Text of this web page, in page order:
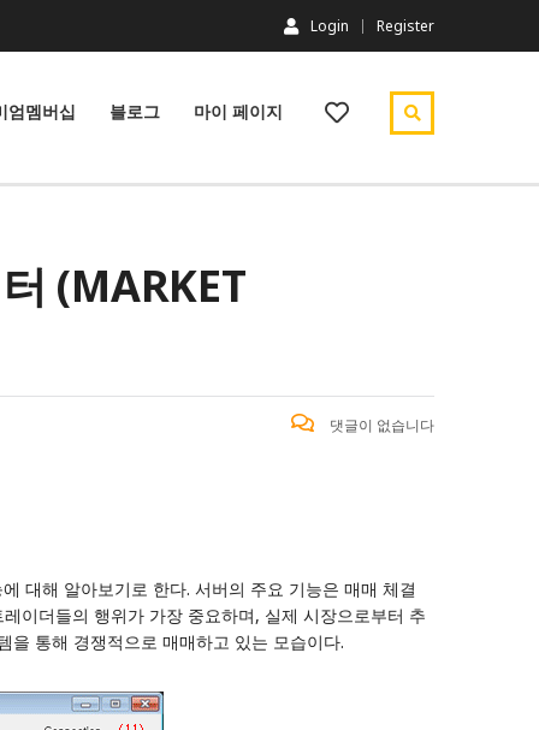
Login Register
엄멤버십 블로그 마이 페이지
(MARKET
댓글이 없습니다
대해 알아보기로 한다. 서버의 주요 기능은 매매 체결
이더들의 행위가 가장 중요하며, 실제 시장으로부터 추
통해 경쟁적으로 매매하고 있는 모습이다.